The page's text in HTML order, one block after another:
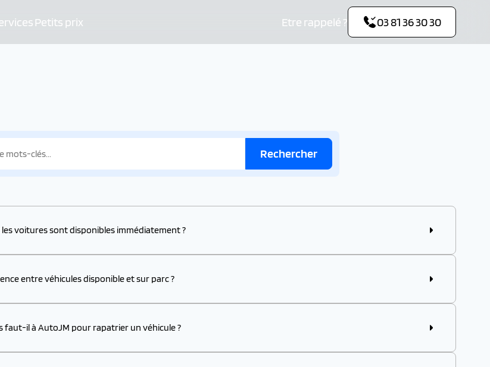
Petits prix Etre rappelé ? 03 81 36 30 30
Rechercher
voitures sont disponibles immédiatement ?
entre véhicules disponible et sur parc ?
faut-il à AutoJM pour rapatrier un véhicule ?